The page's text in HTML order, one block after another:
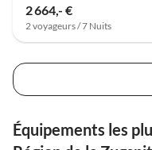
2 664,- €
2 voyageurs / 7 Nuits
Équipements les